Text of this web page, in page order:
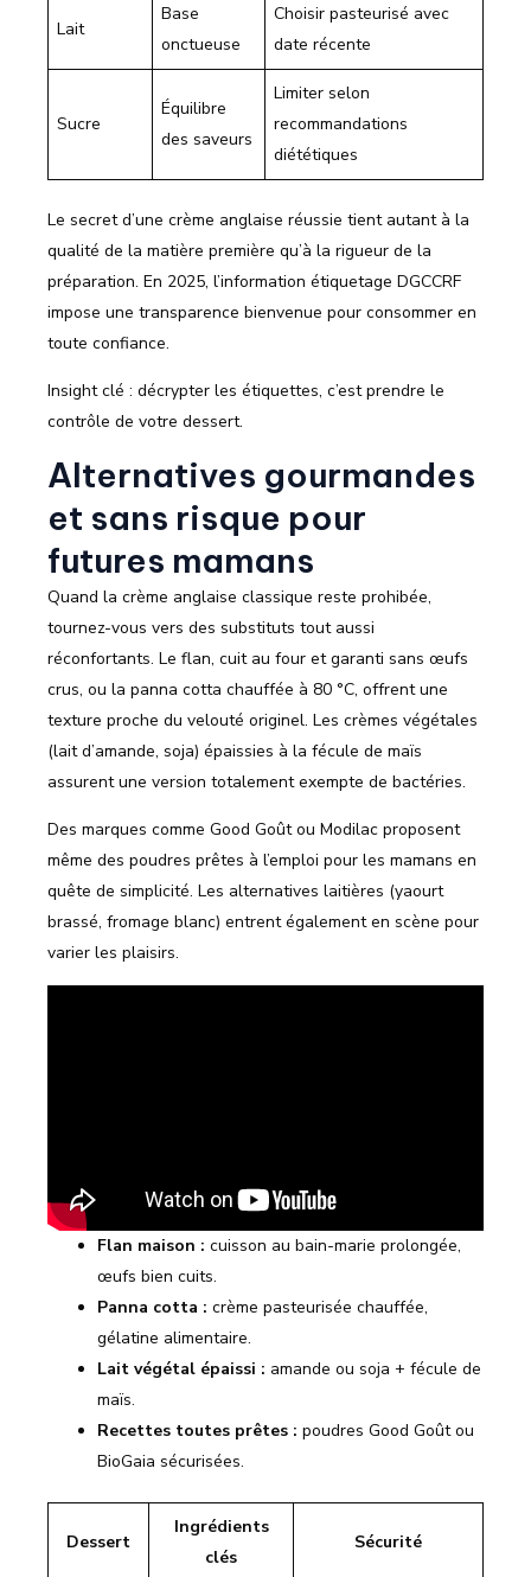
Lait
Base
onctueuse
Choisir pasteurisé avec
date récente
Sucre
Équilibre
des saveurs
Limiter selon
recommandations
diététiques
Le secret d’une crème anglaise réussie tient autant à la
qualité de la matière première qu’à la rigueur de la
préparation. En 2025, l’information étiquetage DGCCRF
impose une transparence bienvenue pour consommer en
toute confiance.
Insight clé : décrypter les étiquettes, c’est prendre le
contrôle de votre dessert.
Alternatives gourmandes
et sans risque pour
futures mamans
Quand la crème anglaise classique reste prohibée,
tournez-vous vers des substituts tout aussi
réconfortants. Le flan, cuit au four et garanti sans œufs
crus, ou la panna cotta chauffée à 80 °C, offrent une
texture proche du velouté originel. Les crèmes végétales
(lait d’amande, soja) épaissies à la fécule de maïs
assurent une version totalement exempte de bactéries.
Des marques comme Good Goût ou Modilac proposent
même des poudres prêtes à l’emploi pour les mamans en
quête de simplicité. Les alternatives laitières (yaourt
brassé, fromage blanc) entrent également en scène pour
varier les plaisirs.
Flan maison : cuisson au bain-marie prolongée,
œufs bien cuits.
Panna cotta : crème pasteurisée chauffée,
gélatine alimentaire.
Lait végétal épaissi : amande ou soja + fécule de
maïs.
Recettes toutes prêtes : poudres Good Goût ou
BioGaia sécurisées.
Dessert
Ingrédients
clés
Sécurité